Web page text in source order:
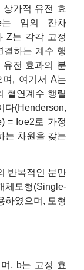
가적 유전 효
는 임의 잔차
Z는 각각 고정
결하는 계수 행
유전 효과의 분
며, 여기서 A는
혈연계수 행렬
(Henderson,
= Iσe2로 가정
는 차원을 갖는
반복적인 분만
체모형(Single-
하였으며, 모형
, b는 고정 효